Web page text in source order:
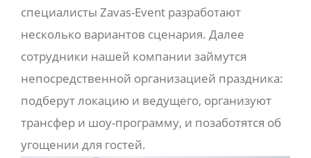
специалисты Zavas-Event разработают
несколько вариантов сценария. Далее
сотрудники нашей компании займутся
непосредственной организацией праздника:
подберут локацию и ведущего, организуют
трансфер и шоу-программу, и позаботятся об
угощении для гостей.